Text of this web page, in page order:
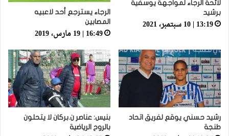
لائحة الرجاء لمواجهة يوسفية
برشيد
13:19 | 10 سبتمبر، 2021
الرجاء يسترجع أحد لاعبيه
المصابين
16:49 | 19 مارس، 2019
رشيد حسني يوقع لفريق اتحاد
طنجة
بنيس: عناصر ن.بركان لا يتحلون
بالروح الرياضية